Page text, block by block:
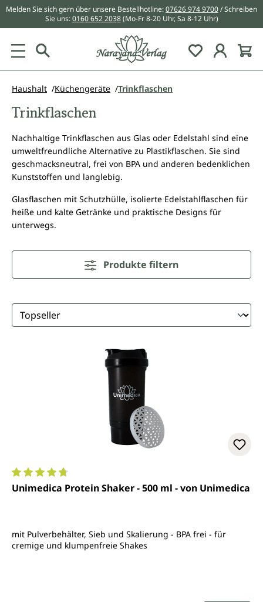
springen
Melden Sie sich gern über unsere Bestellhotline:07626 974 9700/ Schreiben
Sie uns:0160 652 2038 (Mo-Fr 8-20 Uhr, Sa 8-12 Uhr)
Du hast 0
Haushalt Küchengeräte Trinkflaschen
Trinkflaschen
Nachhaltige Trinkflaschen aus Glas oder Edelstahl sind eine
umweltfreundliche Alternative zu Plastikflaschen. Sie sind
geschmacksneutral, frei von BPA und anderen bedenklichen
Kunststoffen und langlebig.
Glasflaschen mit Schutzhülle, isolierte Edelstahlflaschen für
heiße und kalte Getränke und praktische Designs für
unterwegs.
Produkte filtern
Durchschnittliche Bewertung von 4.7 von 5 Sternen
Unimedica Protein Shaker - 500 ml - von Unimedica
mit Pulverbehälter, Sieb und Skalierung - BPA frei - für
cremige und klumpenfreie Shakes